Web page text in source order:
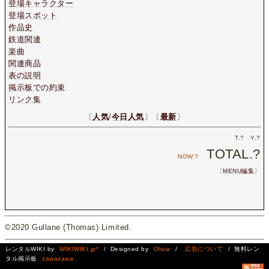
登場キャラクター
登場スポット
作品史
鉄道関連
楽曲
関連商品
表の説明
掲示板での約束
リンク集
〔 人気/今日人気〕〔最新〕
T.? Y.?
NOW.? TOTAL.?
〔MENU編集〕
©2020 Gullane (Thomas) Limited.
レンタルWIKI by WIKIWIKI.jp* / Designed by Olivia / 広告について
/ 無料レン
タル掲示板
zawazawa